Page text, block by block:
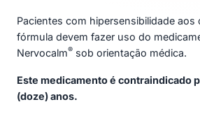
Pacientes com hipersensibilidade
fórmula devem fazer uso do
Nervocalm® sob orientação médica.
Este medicamento é contraindicado
(doze) anos.